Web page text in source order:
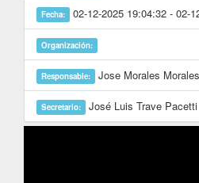
Fecha: 02-12-2025 19:04:32 - 02-
Organización:
Responsable: Jose Morales Morales
Secretario: José Luis Trave Pacetti